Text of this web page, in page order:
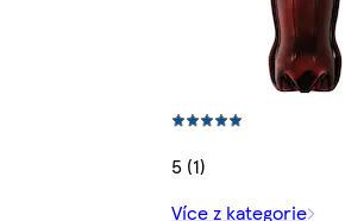
5 (1)
Více z kategorie